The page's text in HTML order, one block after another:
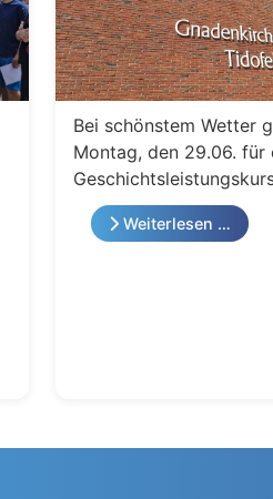
Bei schönstem Wetter
Montag, den 29.06. für
Weiterlesen …